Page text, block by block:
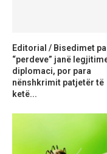
Editorial / Bisedimet
“perdeve” janë
diplomaci, por para
nënshkrimit patjetër të
ketë...